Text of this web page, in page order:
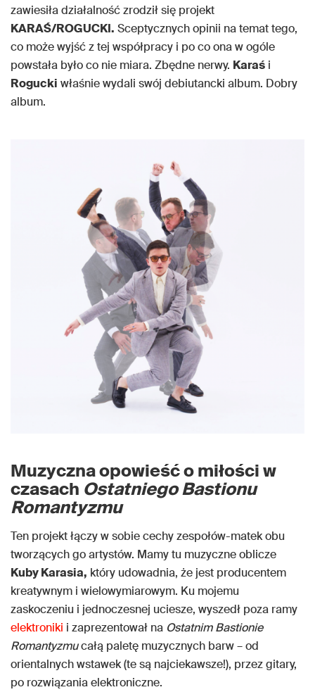
zawiesiła działalność zrodził się projekt
KARAŚ/ROGUCKI. Sceptycznych opinii na temat tego,
co może wyjść z tej współpracy i po co ona w ogóle
powstała było co nie miara. Zbędne nerwy. Karaś i
Rogucki właśnie wydali swój debiutancki album. Dobry
album.
Muzyczna opowieść o miłości w
czasach Ostatniego Bastionu
Romantyzmu
Ten projekt łączy w sobie cechy zespołów-matek obu
tworzących go artystów. Mamy tu muzyczne oblicze
Kuby Karasia, który udowadnia, że jest producentem
kreatywnym i wielowymiarowym. Ku mojemu
zaskoczeniu i jednoczesnej uciesze, wyszedł poza ramy
elektroniki i zaprezentował na Ostatnim Bastionie
Romantyzmucałą paletę muzycznych barw – od
orientalnych wstawek (te są najciekawsze!), przez gitary,
po rozwiązania elektroniczne.